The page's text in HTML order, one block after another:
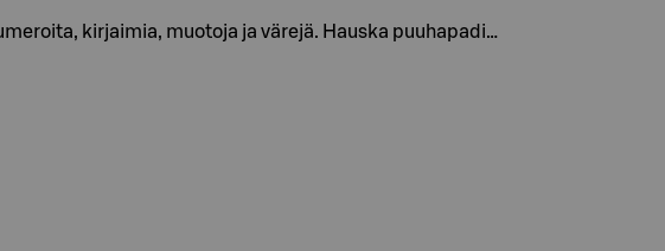
kirjaimia, muotoja ja värejä. Hauska puuhapadi…